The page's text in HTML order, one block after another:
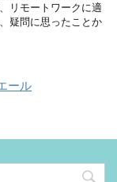
リモートワークに適
疑問に思ったことか
ール